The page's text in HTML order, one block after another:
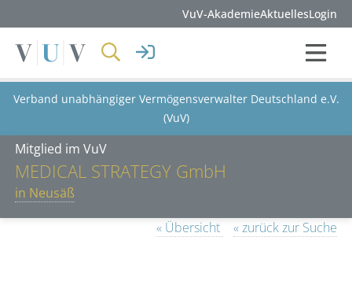
VuV-AkademieAktuellesLogin
Verband unabhängiger Vermögensverwalter Deutschland e.V.
(VuV)
Mitglied im VuV
MEDICAL STRATEGY GmbH
in Neusäß
« Übersicht
« zurück zur Suche